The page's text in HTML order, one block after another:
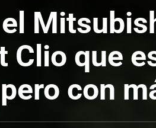
Clio que
con